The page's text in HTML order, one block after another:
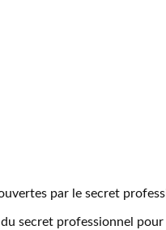
par le secret
professionnel pour